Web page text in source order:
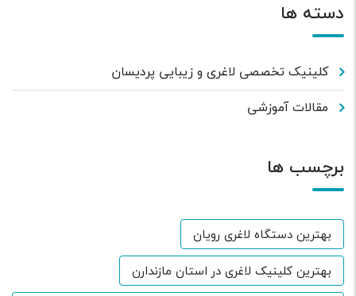
دسته ها
کلینیک تخصصی لاغری و زیبایی پردیسان
مقالات آموزشی
برچسب ها
بهترین دستگاه لاغری رویان
بهترین کلینیک لاغری در استان مازندارن